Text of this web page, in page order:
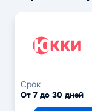
Срок
От 7 до 30 дней